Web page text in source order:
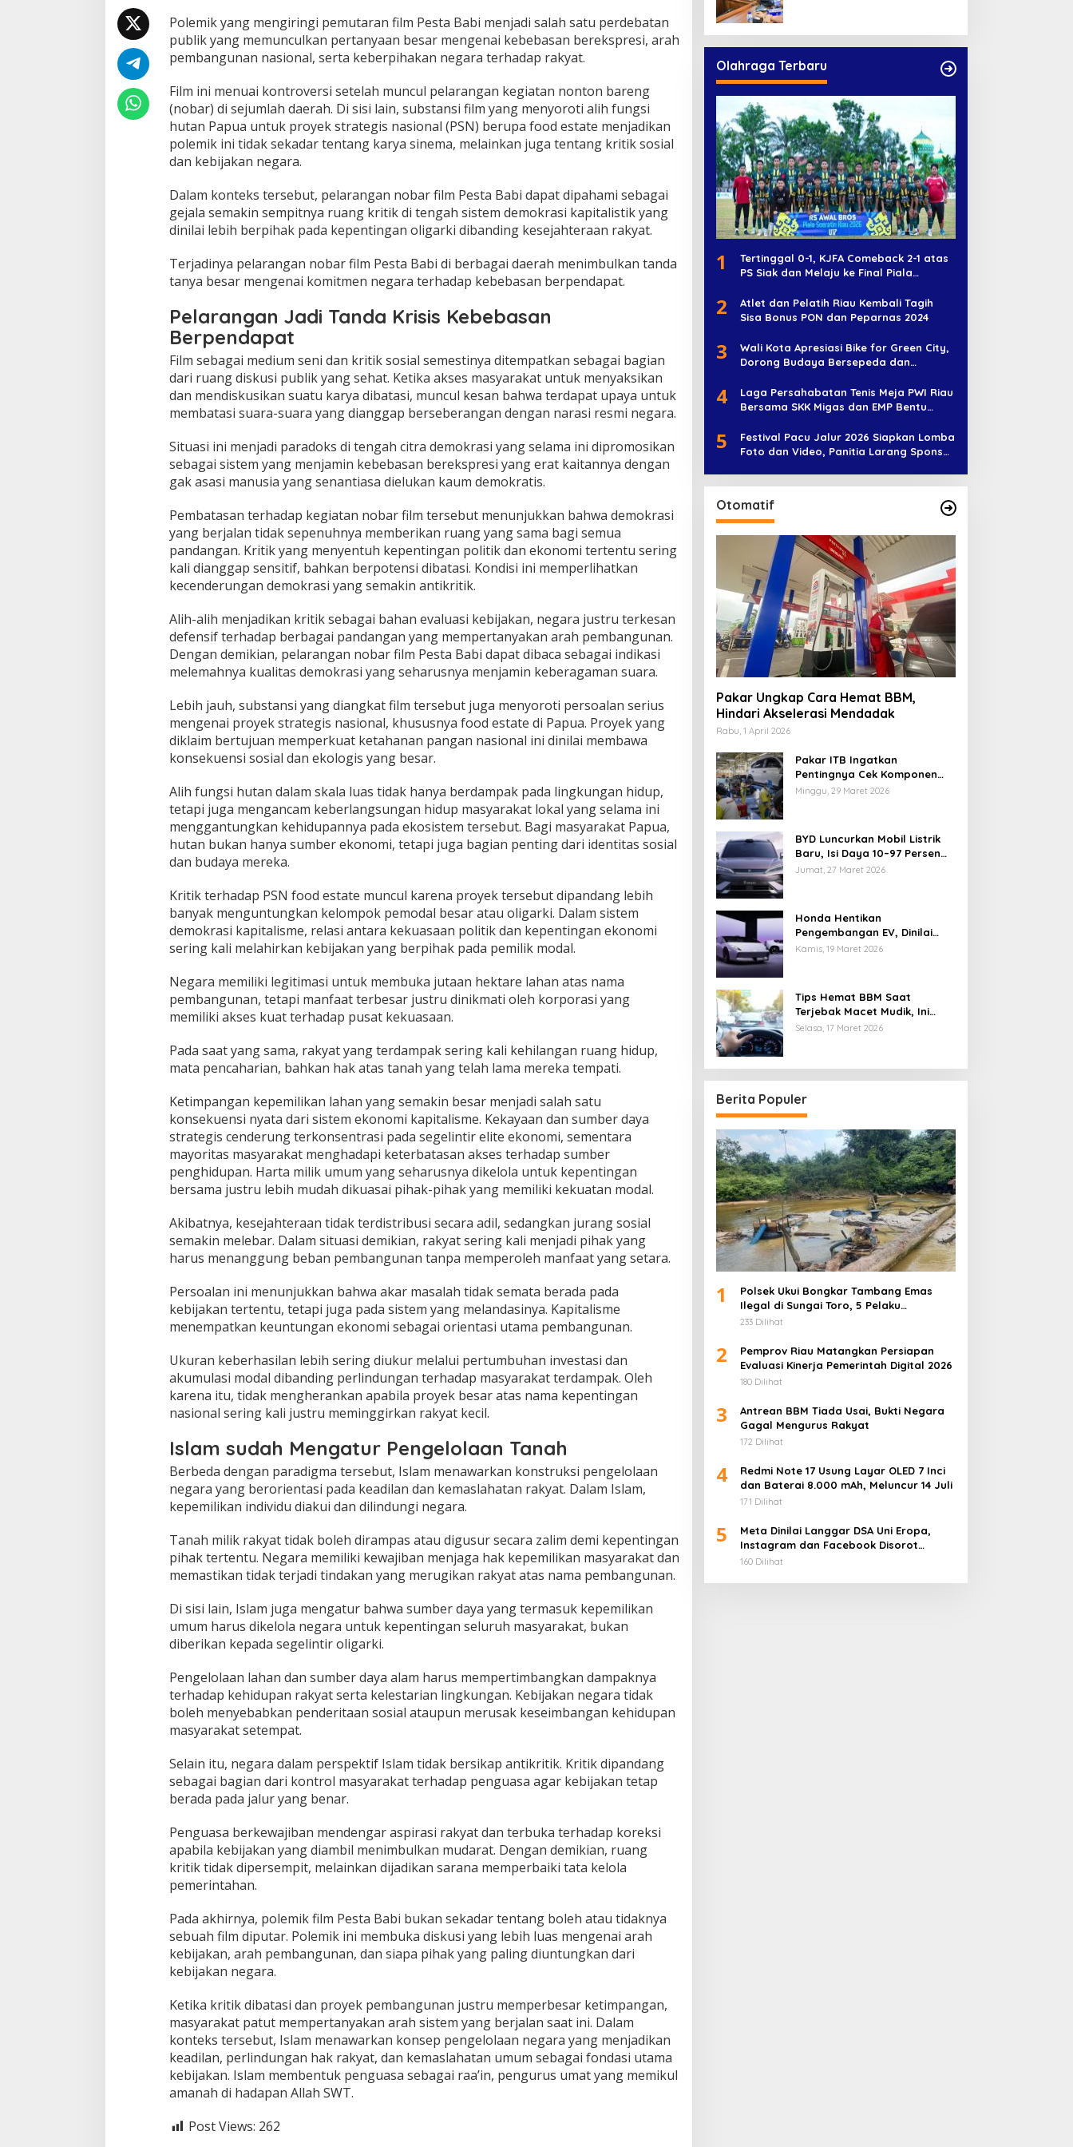
Polemik yang mengiringi pemutaran film Pesta Babi menjadi salah satu perdebatan
publik yang memunculkan pertanyaan besar mengenai kebebasan berekspresi, arah
pembangunan nasional, serta keberpihakan negara terhadap rakyat.
Film ini menuai kontroversi setelah muncul pelarangan kegiatan nonton bareng
(nobar) di sejumlah daerah. Di sisi lain, substansi film yang menyoroti alih fungsi
hutan Papua untuk proyek strategis nasional (PSN) berupa food estate menjadikan
polemik ini tidak sekadar tentang karya sinema, melainkan juga tentang kritik sosial
dan kebijakan negara.
Dalam konteks tersebut, pelarangan nobar film Pesta Babi dapat dipahami sebagai
gejala semakin sempitnya ruang kritik di tengah sistem demokrasi kapitalistik yang
dinilai lebih berpihak pada kepentingan oligarki dibanding kesejahteraan rakyat.
Terjadinya pelarangan nobar film Pesta Babi di berbagai daerah menimbulkan tanda
tanya besar mengenai komitmen negara terhadap kebebasan berpendapat.
Pelarangan Jadi Tanda Krisis Kebebasan
Berpendapat
Film sebagai medium seni dan kritik sosial semestinya ditempatkan sebagai bagian
dari ruang diskusi publik yang sehat. Ketika akses masyarakat untuk menyaksikan
dan mendiskusikan suatu karya dibatasi, muncul kesan bahwa terdapat upaya untuk
membatasi suara-suara yang dianggap berseberangan dengan narasi resmi negara.
Situasi ini menjadi paradoks di tengah citra demokrasi yang selama ini dipromosikan
sebagai sistem yang menjamin kebebasan berekspresi yang erat kaitannya dengan
gak asasi manusia yang senantiasa dielukan kaum demokratis.
Pembatasan terhadap kegiatan nobar film tersebut menunjukkan bahwa demokrasi
yang berjalan tidak sepenuhnya memberikan ruang yang sama bagi semua
pandangan. Kritik yang menyentuh kepentingan politik dan ekonomi tertentu sering
kali dianggap sensitif, bahkan berpotensi dibatasi. Kondisi ini memperlihatkan
kecenderungan demokrasi yang semakin antikritik.
Alih-alih menjadikan kritik sebagai bahan evaluasi kebijakan, negara justru terkesan
defensif terhadap berbagai pandangan yang mempertanyakan arah pembangunan.
Dengan demikian, pelarangan nobar film Pesta Babi dapat dibaca sebagai indikasi
melemahnya kualitas demokrasi yang seharusnya menjamin keberagaman suara.
Lebih jauh, substansi yang diangkat film tersebut juga menyoroti persoalan serius
mengenai proyek strategis nasional, khususnya food estate di Papua. Proyek yang
diklaim bertujuan memperkuat ketahanan pangan nasional ini dinilai membawa
konsekuensi sosial dan ekologis yang besar.
Alih fungsi hutan dalam skala luas tidak hanya berdampak pada lingkungan hidup,
tetapi juga mengancam keberlangsungan hidup masyarakat lokal yang selama ini
menggantungkan kehidupannya pada ekosistem tersebut. Bagi masyarakat Papua,
hutan bukan hanya sumber ekonomi, tetapi juga bagian penting dari identitas sosial
dan budaya mereka.
Kritik terhadap PSN food estate muncul karena proyek tersebut dipandang lebih
banyak menguntungkan kelompok pemodal besar atau oligarki. Dalam sistem
demokrasi kapitalisme, relasi antara kekuasaan politik dan kepentingan ekonomi
sering kali melahirkan kebijakan yang berpihak pada pemilik modal.
Negara memiliki legitimasi untuk membuka jutaan hektare lahan atas nama
pembangunan, tetapi manfaat terbesar justru dinikmati oleh korporasi yang
memiliki akses kuat terhadap pusat kekuasaan.
Pada saat yang sama, rakyat yang terdampak sering kali kehilangan ruang hidup,
mata pencaharian, bahkan hak atas tanah yang telah lama mereka tempati.
Ketimpangan kepemilikan lahan yang semakin besar menjadi salah satu
konsekuensi nyata dari sistem ekonomi kapitalisme. Kekayaan dan sumber daya
strategis cenderung terkonsentrasi pada segelintir elite ekonomi, sementara
mayoritas masyarakat menghadapi keterbatasan akses terhadap sumber
penghidupan. Harta milik umum yang seharusnya dikelola untuk kepentingan
bersama justru lebih mudah dikuasai pihak-pihak yang memiliki kekuatan modal.
Akibatnya, kesejahteraan tidak terdistribusi secara adil, sedangkan jurang sosial
semakin melebar. Dalam situasi demikian, rakyat sering kali menjadi pihak yang
harus menanggung beban pembangunan tanpa memperoleh manfaat yang setara.
Persoalan ini menunjukkan bahwa akar masalah tidak semata berada pada
kebijakan tertentu, tetapi juga pada sistem yang melandasinya. Kapitalisme
menempatkan keuntungan ekonomi sebagai orientasi utama pembangunan.
Ukuran keberhasilan lebih sering diukur melalui pertumbuhan investasi dan
akumulasi modal dibanding perlindungan terhadap masyarakat terdampak. Oleh
karena itu, tidak mengherankan apabila proyek besar atas nama kepentingan
nasional sering kali justru meminggirkan rakyat kecil.
Islam sudah Mengatur Pengelolaan Tanah
Berbeda dengan paradigma tersebut, Islam menawarkan konstruksi pengelolaan
negara yang berorientasi pada keadilan dan kemaslahatan rakyat. Dalam Islam,
kepemilikan individu diakui dan dilindungi negara.
Tanah milik rakyat tidak boleh dirampas atau digusur secara zalim demi kepentingan
pihak tertentu. Negara memiliki kewajiban menjaga hak kepemilikan masyarakat dan
memastikan tidak terjadi tindakan yang merugikan rakyat atas nama pembangunan.
Di sisi lain, Islam juga mengatur bahwa sumber daya yang termasuk kepemilikan
umum harus dikelola negara untuk kepentingan seluruh masyarakat, bukan
diberikan kepada segelintir oligarki.
Pengelolaan lahan dan sumber daya alam harus mempertimbangkan dampaknya
terhadap kehidupan rakyat serta kelestarian lingkungan. Kebijakan negara tidak
boleh menyebabkan penderitaan sosial ataupun merusak keseimbangan kehidupan
masyarakat setempat.
Selain itu, negara dalam perspektif Islam tidak bersikap antikritik. Kritik dipandang
sebagai bagian dari kontrol masyarakat terhadap penguasa agar kebijakan tetap
berada pada jalur yang benar.
Penguasa berkewajiban mendengar aspirasi rakyat dan terbuka terhadap koreksi
apabila kebijakan yang diambil menimbulkan mudarat. Dengan demikian, ruang
kritik tidak dipersempit, melainkan dijadikan sarana memperbaiki tata kelola
pemerintahan.
Pada akhirnya, polemik film Pesta Babi bukan sekadar tentang boleh atau tidaknya
sebuah film diputar. Polemik ini membuka diskusi yang lebih luas mengenai arah
kebijakan, arah pembangunan, dan siapa pihak yang paling diuntungkan dari
kebijakan negara.
Ketika kritik dibatasi dan proyek pembangunan justru memperbesar ketimpangan,
masyarakat patut mempertanyakan arah sistem yang berjalan saat ini. Dalam
konteks tersebut, Islam menawarkan konsep pengelolaan negara yang menjadikan
keadilan, perlindungan hak rakyat, dan kemaslahatan umum sebagai fondasi utama
kebijakan. Islam membentuk penguasa sebagai raa’in, pengurus umat yang memikul
amanah di hadapan Allah SWT.
Post Views: 262
Olahraga Terbaru
1
Tertinggal 0-1, KJFA Comeback 2-1 atas
PS Siak dan Melaju ke Final Piala
2
Atlet dan Pelatih Riau Kembali Tagih
Sisa Bonus PON dan Peparnas 2024
3
Wali Kota Apresiasi Bike for Green City,
Dorong Budaya Bersepeda dan
4
Laga Persahabatan Tenis Meja PWI Riau
Bersama SKK Migas dan EMP Bentu
5
Festival Pacu Jalur 2026 Siapkan Lomba
Foto dan Video, Panitia Larang Sponsor
Otomatif
Pakar Ungkap Cara Hemat BBM,
Hindari Akselerasi Mendadak
Rabu, 1 April 2026
Pakar ITB Ingatkan
Pentingnya Cek Komponen
Kendaraan Usai Mudik
Minggu, 29 Maret 2026
BYD Luncurkan Mobil Listrik
Baru, Isi Daya 10–97 Persen
Hanya 9 Menit
Jumat, 27 Maret 2026
Honda Hentikan
Pengembangan EV, Dinilai
Kian Tertinggal di Industri
Kamis, 19 Maret 2026
Tips Hemat BBM Saat
Terjebak Macet Mudik, Ini
Saran Pakar ITB
Selasa, 17 Maret 2026
Berita Populer
1
Polsek Ukui Bongkar Tambang Emas
Ilegal di Sungai Toro, 5 Pelaku
Diamankan
233 Dilihat
2
Pemprov Riau Matangkan Persiapan
Evaluasi Kinerja Pemerintah Digital 2026
180 Dilihat
3
Antrean BBM Tiada Usai, Bukti Negara
Gagal Mengurus Rakyat
172 Dilihat
4
Redmi Note 17 Usung Layar OLED 7 Inci
dan Baterai 8.000 mAh, Meluncur 14 Juli
171 Dilihat
5
Meta Dinilai Langgar DSA Uni Eropa,
Instagram dan Facebook Disorot
karena Desain Adiktif
160 Dilihat